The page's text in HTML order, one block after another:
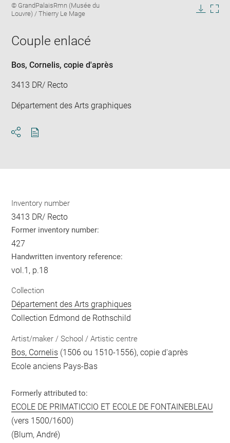
Image
caption:
© GrandPalaisRmn (Musée du
Louvre) / Thierry Le Mage
Couple enlacé
Bos, Cornelis, copie d'après
3413 DR/ Recto
Département des Arts graphiques
Inventory number
3413 DR/ Recto
Former inventory number:
427
Handwritten inventory reference:
vol.1, p.18
Collection
Département des Arts graphiques
Collection Edmond de Rothschild
Artist/maker / School / Artistic centre
Bos, Cornelis (1506 ou 1510-1556), copie d'après
Ecole anciens Pays-Bas
Formerly attributed to:
ECOLE DE PRIMATICCIO ET ECOLE DE FONTAINEBLEAU
(vers 1500/1600)
(Blum, André)